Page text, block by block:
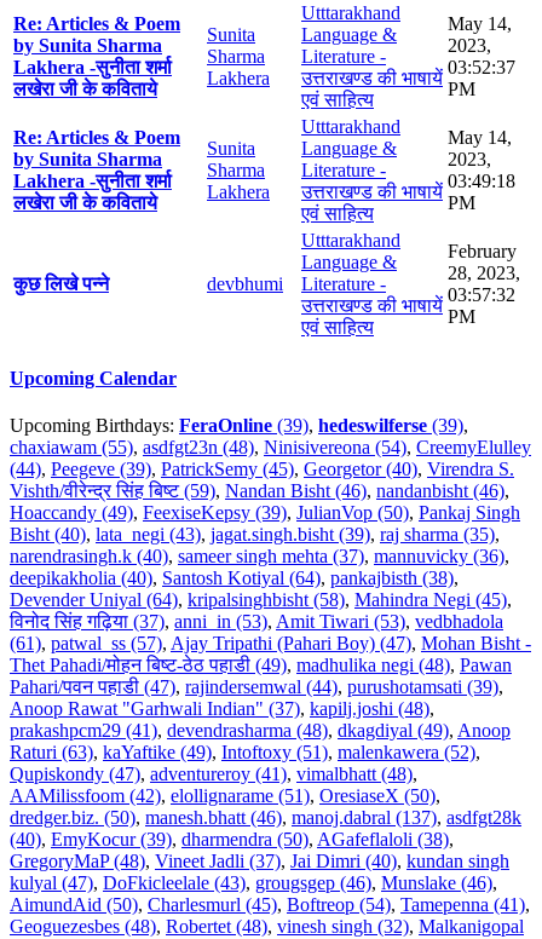
Re: Articles & Poem
by Sunita Sharma
Lakhera -सुनीता शर्मा
लखेरा जी के कविताये
Sunita
Sharma
Lakhera
Utttarakhand
Language &
Literature -
उत्तराखण्ड की भाषायें
एवं साहित्य
May 14,
2023,
03:52:37
PM
Re: Articles & Poem
by Sunita Sharma
Lakhera -सुनीता शर्मा
लखेरा जी के कविताये
Sunita
Sharma
Lakhera
Utttarakhand
Language &
Literature -
उत्तराखण्ड की भाषायें
एवं साहित्य
May 14,
2023,
03:49:18
PM
कुछ लिखे पन्ने devbhumi
Utttarakhand
Language &
Literature -
उत्तराखण्ड की भाषायें
एवं साहित्य
February
28, 2023,
03:57:32
PM
Upcoming Calendar
Upcoming Birthdays: FeraOnline (39), hedeswilferse (39),
chaxiawam (55), asdfgt23n (48), Ninisivereona (54), CreemyElulley
(44), Peegeve (39), PatrickSemy (45), Georgetor (40), Virendra S.
Vishth/वीरेन्द्र सिंह बिष्ट (59), Nandan Bisht (46), nandanbisht (46),
Hoaccandy (49), FeexiseKepsy (39), JulianVop (50), Pankaj Singh
Bisht (40), lata_negi (43), jagat.singh.bisht (39), raj sharma (35),
narendrasingh.k (40), sameer singh mehta (37), mannuvicky (36),
deepikakholia (40), Santosh Kotiyal (64), pankajbisth (38),
Devender Uniyal (64), kripalsinghbisht (58), Mahindra Negi (45),
विनोद सिंह गढ़िया (37), anni_in (53), Amit Tiwari (53), vedbhadola
(61), patwal_ss (57), Ajay Tripathi (Pahari Boy) (47), Mohan Bisht -
Thet Pahadi/मोहन बिष्ट-ठेठ पहाडी (49), madhulika negi (48), Pawan
Pahari/पवन पहाडी (47), rajindersemwal (44), purushotamsati (39),
Anoop Rawat "Garhwali Indian" (37), kapilj.joshi (48),
prakashpcm29 (41), devendrasharma (48), dkagdiyal (49), Anoop
Raturi (63), kaYaftike (49), Intoftoxy (51), malenkawera (52),
Qupiskondy (47), adventureroy (41), vimalbhatt (48),
AAMilissfoom (42), elollignarame (51), OresiaseX (50),
dredger.biz. (50), manesh.bhatt (46), manoj.dabral (137), asdfgt28k
(40), EmyKocur (39), dharmendra (50), AGafeflaloli (38),
GregoryMaP (48), Vineet Jadli (37), Jai Dimri (40), kundan singh
kulyal (47), DoFkicleelale (43), grougsgep (46), Munslake (46),
AimundAid (50), Charlesmurl (45), Boftreop (54), Tamepenna (41),
Geoguezesbes (48), Robertet (48), vinesh singh (32), Malkanigopal